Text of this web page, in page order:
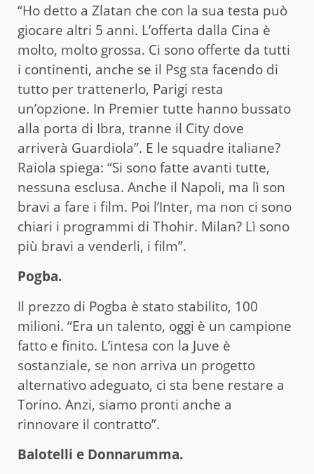
“Ho detto a Zlatan che con la sua testa può
giocare altri 5 anni. L’offerta dalla Cina è
molto, molto grossa. Ci sono offerte da tutti
i continenti, anche se il Psg sta facendo di
tutto per trattenerlo, Parigi resta
un’opzione. In Premier tutte hanno bussato
alla porta di Ibra, tranne il City dove
arriverà Guardiola”. E le squadre italiane?
Raiola spiega: “Si sono fatte avanti tutte,
nessuna esclusa. Anche il Napoli, ma lì son
bravi a fare i film. Poi l’Inter, ma non ci sono
chiari i programmi di Thohir. Milan? Lì sono
più bravi a venderli, i film”.
Pogba.
Il prezzo di Pogba è stato stabilito, 100
milioni. “Era un talento, oggi è un campione
fatto e finito. L’intesa con la Juve è
sostanziale, se non arriva un progetto
alternativo adeguato, ci sta bene restare a
Torino. Anzi, siamo pronti anche a
rinnovare il contratto”.
Balotelli e Donnarumma.